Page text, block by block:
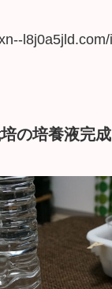
の培養液完成